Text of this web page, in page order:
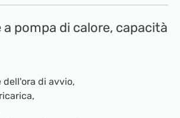
pompa di calore, capacità
dell'ora di avvio,